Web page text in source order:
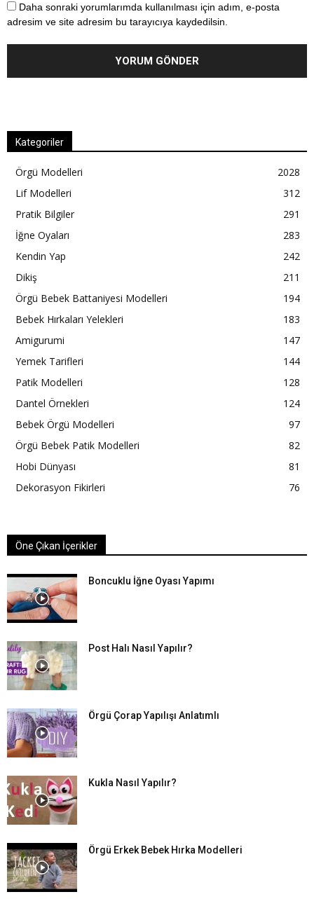
Daha sonraki yorumlarımda kullanılması için adım, e-posta
adresim ve site adresim bu tarayıcıya kaydedilsin.
Kategoriler
Örgü Modelleri
2028
Lif Modelleri
312
Pratik Bilgiler
291
İğne Oyaları
283
Kendin Yap
242
Dikiş
211
Örgü Bebek Battaniyesi Modelleri
194
Bebek Hırkaları Yelekleri
183
Amigurumi
147
Yemek Tarifleri
144
Patik Modelleri
128
Dantel Örnekleri
124
Bebek Örgü Modelleri
97
Örgü Bebek Patik Modelleri
82
Hobi Dünyası
81
Dekorasyon Fikirleri
76
Öne Çıkan İçerikler
Boncuklu İğne Oyası Yapımı
Post Halı Nasıl Yapılır?
Örgü Çorap Yapılışı Anlatımlı
Kukla Nasıl Yapılır?
Örgü Erkek Bebek Hırka Modelleri